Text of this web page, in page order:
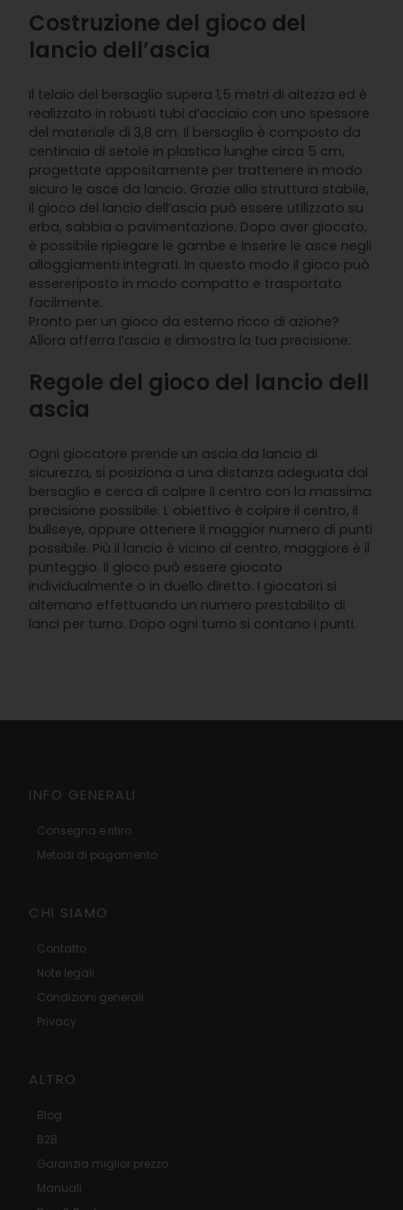
Costruzione del gioco del
lancio dell’ascia
Il telaio del bersaglio supera 1,5 metri di altezza ed è
realizzato in robusti tubi d’acciaio con uno spessore
del materiale di 3,8 cm. Il bersaglio è composto da
centinaia di setole in plastica lunghe circa 5 cm,
progettate appositamente per trattenere in modo
sicuro le asce da lancio. Grazie alla struttura stabile,
il gioco del lancio dell’ascia può essere utilizzato su
erba, sabbia o pavimentazione. Dopo aver giocato,
è possibile ripiegare le gambe e inserire le asce negli
alloggiamenti integrati. In questo modo il gioco può
essereriposto in modo compatto e trasportato
facilmente.
Pronto per un gioco da esterno ricco di azione?
Allora afferra l’ascia e dimostra la tua precisione.
Regole del gioco del lancio dell
ascia
Ogni giocatore prende un ascia da lancio di
sicurezza, si posiziona a una distanza adeguata dal
bersaglio e cerca di colpire il centro con la massima
precisione possibile. L obiettivo è colpire il centro, il
bullseye, oppure ottenere il maggior numero di punti
possibile. Più il lancio è vicino al centro, maggiore è il
punteggio. Il gioco può essere giocato
individualmente o in duello diretto. I giocatori si
alternano effettuando un numero prestabilito di
lanci per turno. Dopo ogni turno si contano i punti.
INFO GENERALI
Consegna e ritiro
Metodi di pagamento
CHI SIAMO
Contatto
Note legali
Condizioni generali
Privacy
ALTRO
Blog
B2B
Garanzia miglior prezzo
Manuali